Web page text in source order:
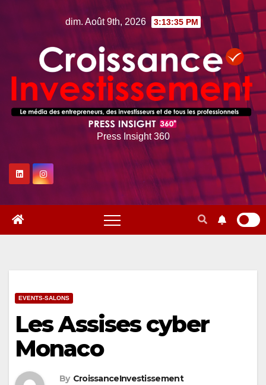
dim. Août 9th, 2026 3:13:36 PM
Press Insight 360
EVENTS-SALONS
Les Assises cyber
Monaco
By CroissanceInvestissement